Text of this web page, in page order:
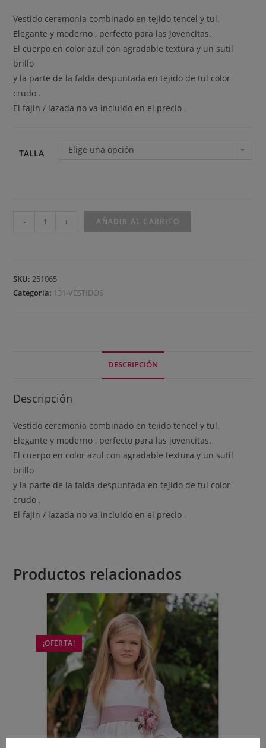
Vestido ceremonia combinado en tejido tencel y tul.
Elegante y moderno , perfecto para las jovencitas.
El cuerpo en color azul con agradable textura y un sutil
brillo
y la parte de la falda despuntada en tejido de tul color
crudo .
El fajin / lazada no va incluido en el precio .
TALLA Elige una opción
- + AÑADIR AL CARRITO
SKU: 251065
Categoría: 131-VESTIDOS
DESCRIPCIÓN
Descripción
Vestido ceremonia combinado en tejido tencel y tul.
Elegante y moderno , perfecto para las jovencitas.
El cuerpo en color azul con agradable textura y un sutil
brillo
y la parte de la falda despuntada en tejido de tul color
crudo .
El fajin / lazada no va incluido en el precio .
Productos relacionados
¡OFERTA!